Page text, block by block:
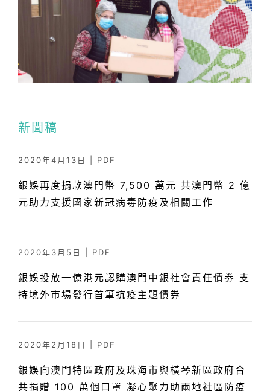
新聞稿
2020年4月13日 PDF
銀娛再度捐款澳門幣 7,500 萬元 共澳門幣 2 億
元助力支援國家新冠病毒防疫及相關工作
2020年3月5日 PDF
銀娛投放一億港元認購澳門中銀社會責任債劵 支
持境外市場發行首筆抗疫主題債券
2020年2月18日 PDF
銀娛向澳門特區政府及珠海市與橫琴新區政府合
共捐贈 100 萬個口罩 凝心聚力助兩地社區防疫